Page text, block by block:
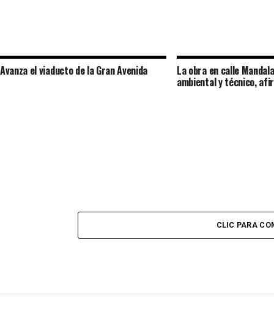
Avanza el viaducto de la Gran Avenida La obra en calle
ambiental y técnico,
CLIC PARA